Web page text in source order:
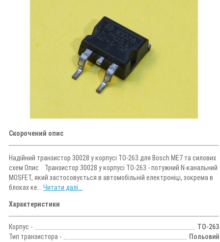
Скорочений опис
Надійний транзистор 30028 у корпусі TO-263 для Bosch ME7 та силових
схем Опис Транзистор 30028 у корпусі TO-263 - потужний N-канальний
MOSFET, який застосовується в автомобільній електроніці, зокрема в
блоках ке... Читати далі...
Характеристики
Корпус -
TO-263
Тип транзистора -
Польовий